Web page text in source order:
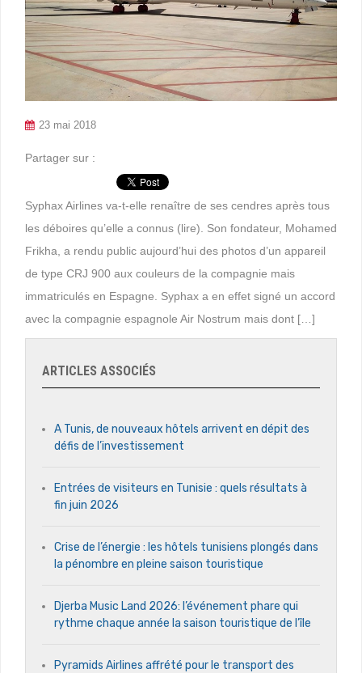
23 mai 2018
Partager sur :
Syphax Airlines va-t-elle renaître de ses cendres après tous
les déboires qu’elle a connus (lire). Son fondateur, Mohamed
Frikha, a rendu public aujourd’hui des photos d’un appareil
de type CRJ 900 aux couleurs de la compagnie mais
immatriculés en Espagne. Syphax a en effet signé un accord
avec la compagnie espagnole Air Nostrum mais dont […]
ARTICLES ASSOCIÉS
A Tunis, de nouveaux hôtels arrivent en dépit des
défis de l’investissement
Entrées de visiteurs en Tunisie : quels résultats à
fin juin 2026
Crise de l’énergie : les hôtels tunisiens plongés dans
la pénombre en pleine saison touristique
Djerba Music Land 2026: l’événement phare qui
rythme chaque année la saison touristique de l’île
Pyramids Airlines affrété pour le transport des